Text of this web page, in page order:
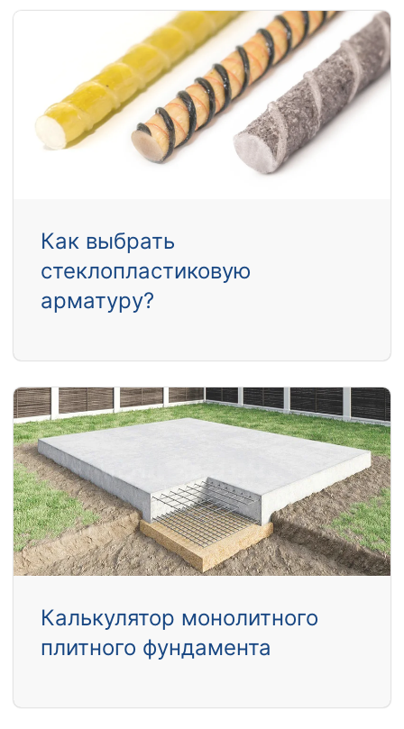
Как выбрать
стеклопластиковую
арматуру?
Калькулятор монолитного
плитного фундамента